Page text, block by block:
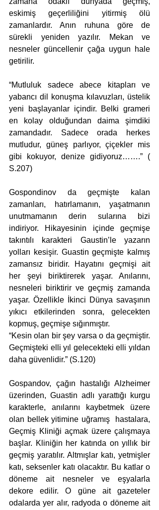
eskimiş geçerliliğini yitirmiş ölü
zamanlardır. Anın ruhuna göre de
sürekli yeniden yazılır. Mekan ve
nesneler güncellenir çağa uygun hale
getirilir.
“Mutluluk sadece abece kitapları ve
yabancı dil konuşma kılavuzları, üstelik
yeni başlayanlar içindir. Belki grameri
en kolay olduğundan daima şimdiki
zamandadır. Sadece orada herkes
mutludur, güneş parlıyor, çiçekler mis
gibi kokuyor, denize gidiyoruz…….” (
S.207)
Gospondinov da geçmişte kalan
zamanları, hatırlamanın, yaşatmanın
unutmamanın derin sularına bizi
indiriyor. Hikayesinin içinde geçmişe
takıntılı karakteri Gaustin’le yazarın
yolları kesişir. Guastin geçmişte kalmış
zamansız biridir. Hayatını geçmişi ait
her şeyi biriktirerek yaşar. Anılarını,
nesneleri biriktirir ve geçmiş zamanda
yaşar. Özellikle İkinci Dünya savaşının
yıkıcı etkilerinden sonra, gelecekten
kopmuş, geçmişe sığınmıştır.
“Kesin olan bir şey varsa o da geçmiştir.
Geçmişteki elli yıl gelecekteki elli yıldan
daha güvenlidir.” (S.120)
Gospandov, çağın hastalığı Alzheimer
üzerinden, Guastin adlı yarattığı kurgu
karakterle, anılarını kaybetmek üzere
olan bellek yitimine uğramış  hastalara,
Geçmiş Kliniği açmak üzere çalışmaya
başlar. Kliniğin her katında on yıllık bir
geçmiş yaratılır. Altmışlar katı, yetmişler
katı, seksenler katı olacaktır. Bu katlar o
döneme ait nesneler ve eşyalarla
dekore edilir. O güne ait gazeteler
odalarda yer alır, radyoda o döneme ait